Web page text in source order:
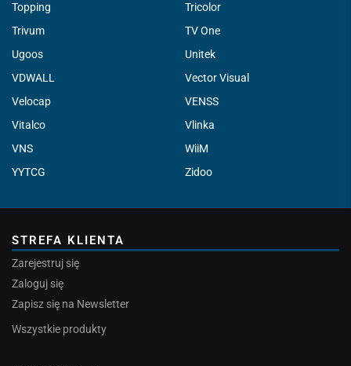
Topping
Tricolor
Trivum
TV One
Ugoos
Unitek
VDWALL
Vector Visual
Velocap
VENSS
Vitalco
Vlinka
VNS
WiiM
YYTCG
Zidoo
STREFA KLIENTA
Zarejestruj się
Zaloguj się
Zapisz się na Newsletter
Wszystkie produkty